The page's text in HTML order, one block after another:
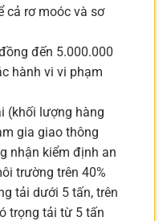
cả rơ moóc và sơ
đến 5.000.000
hành vi vi phạm
(khối lượng hàng
gia giao thông
nhận kiểm định an
trường trên 40%
tải dưới 5 tấn, trên
trọng tải từ 5 tấn